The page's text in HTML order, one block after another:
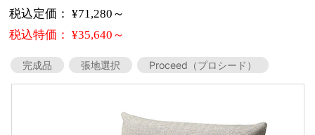
税込定価： ¥71,280～
税込特価： ¥35,640～
完成品 張地選択 Proceed（プロシード）